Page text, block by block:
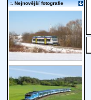
:. Nejnovější fotografie